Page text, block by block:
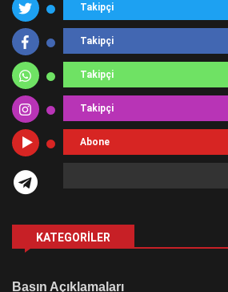
Takipçi
Takipçi
Takipçi
Takipçi
Abone
KATEGORILER
Basın Açıklamaları